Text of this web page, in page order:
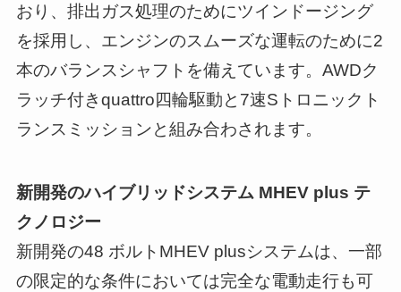
おり、排出ガス処理のためにツインドージング
を採用し、エンジンのスムーズな運転のために2
本のバランスシャフトを備えています。AWDク
ラッチ付きquattro四輪駆動と7速Sトロニックト
ランスミッションと組み合わされます。
新開発のハイブリッドシステム MHEV plus テ
クノロジー
新開発の48 ボルトMHEV plusシステムは、一部
の限定的な条件においては完全な電動走行も可